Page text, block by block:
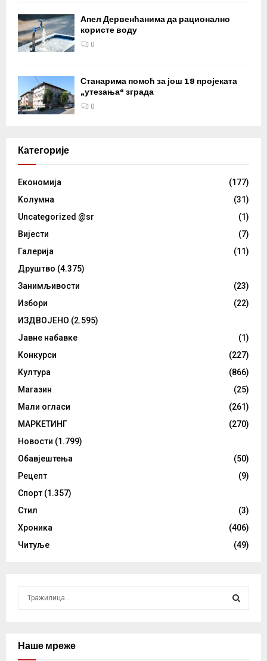
Апел Дервенћанима да рационално
користе воду
0
Станарима помоћ за још 19 пројеката
„утезања“ зграда
0
Категорије
Eкономија
(177)
Kолумнa
(31)
Uncategorized @sr
(1)
Вијести
(7)
Галерија
(11)
Друштво (4.375)
Занимљивости
(23)
Избори
(22)
ИЗДВОЈЕНО (2.595)
Јавне набавке
(1)
Конкурси
(227)
Култура
(866)
Магазин
(25)
Мали огласи
(261)
МАРКЕТИНГ
(270)
Новости (1.799)
Обавјештења
(50)
Рецепт
(9)
Спорт (1.357)
Стил
(3)
Хроника
(406)
Читуље
(49)
cНаше мреже